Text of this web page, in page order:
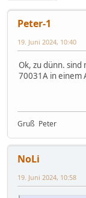
Peter-1
19. Juni 2024, 10:40
Ok, zu dünn.
70031A in einem
Gruß Peter
NoLi
19. Juni 2024, 10:58